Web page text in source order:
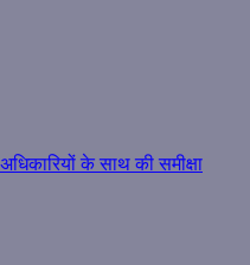
के साथ की समीक्षा